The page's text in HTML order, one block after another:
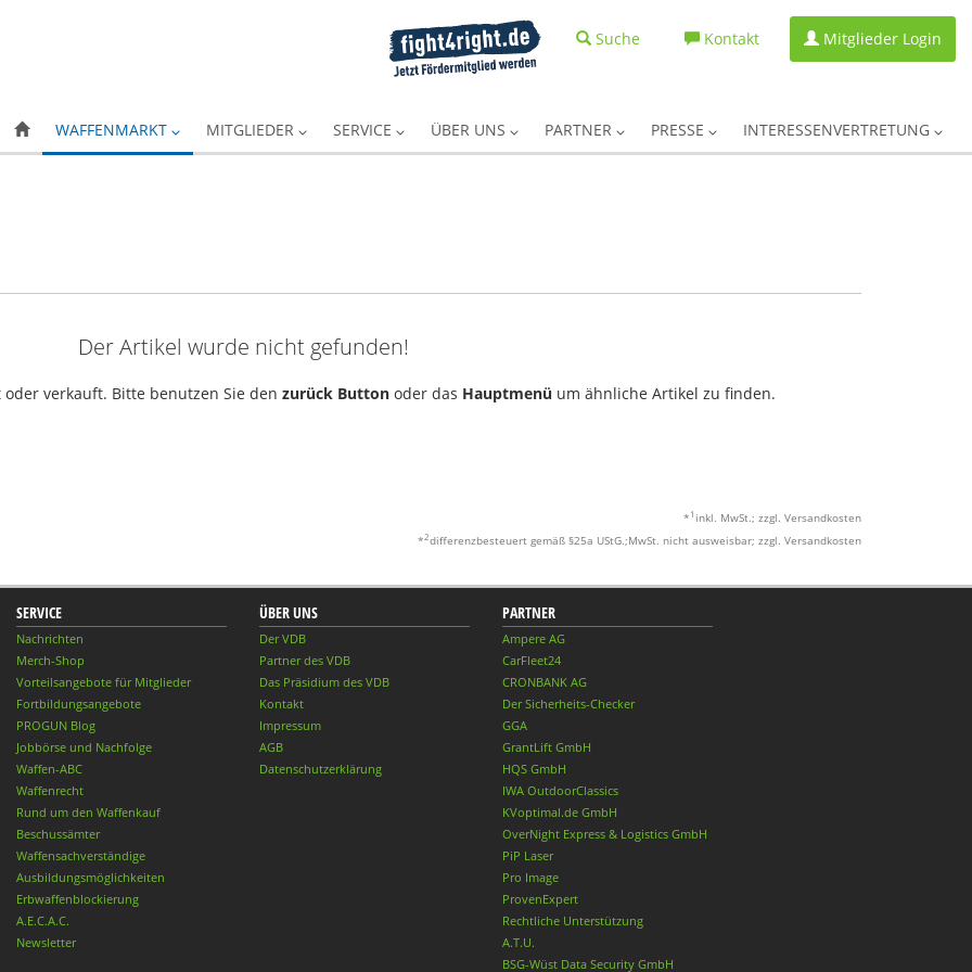
Suche Kontakt Mitglieder Login
WAFFENMARKT MITGLIEDER SERVICE ÜBER UNS PARTNER PRESSE INTERESSENVERTRETUNG
Der Artikel wurde nicht gefunden!
verkauft. Bitte benutzen Sie den zurück Button oder das Hauptmenü um ähnliche Artikel zu finden.
* 1 inkl. MwSt.; zzgl. Versandkosten
*2differenzbesteuert gemäß §25a UStG.;MwSt. nicht ausweisbar; zzgl. Versandkosten
SERVICE
Nachrichten
Merch-Shop
Vorteilsangebote für Mitglieder
Fortbildungsangebote
PROGUN Blog
Jobbörse und Nachfolge
Waffen-ABC
Waffenrecht
Rund um den Waffenkauf
Beschussämter
Waffensachverständige
Ausbildungsmöglichkeiten
Erbwaffenblockierung
A.E.C.A.C.
Newsletter
ÜBER UNS
Der VDB
Partner des VDB
Das Präsidium des VDB
Kontakt
Impressum
AGB
Datenschutzerklärung
PARTNER
Ampere AG
CarFleet24
CRONBANK AG
Der Sicherheits-Checker
GGA
GrantLift GmbH
HQS GmbH
IWA OutdoorClassics
KVoptimal.de GmbH
OverNight Express & Logistics GmbH
PiP Laser
Pro Image
ProvenExpert
Rechtliche Unterstützung
A.T.U.
BSG-Wüst Data Security GmbH